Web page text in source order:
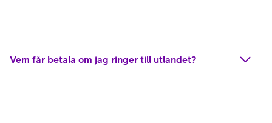
Vem får betala om jag ringer till utlandet?